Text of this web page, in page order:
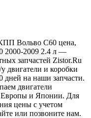
Вольво С60 цена,
2000-2009 2.4 л —
запчастей Zistor.Ru
двигатели и коробки
дней на наши запчасти.
двигатели
и Японии. Для
цены с учетом
или позвоните нам.